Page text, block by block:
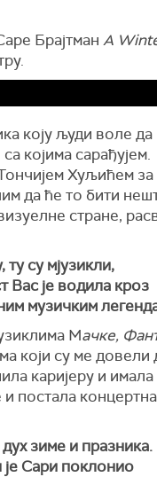
Брајтман A
коју људи воле да
којима сарађујем.
Хуљићем за
да ће то бити
стране,
су мјузикли,
Вас је водила кроз
музичким
Мачке,
који су ме довели
каријеру и имала
и постала концертна
зиме и празника.
је Сари поклонио